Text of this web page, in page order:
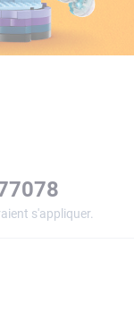
s'appliquer.